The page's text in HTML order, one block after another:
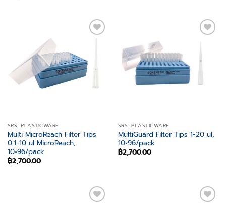
SRS. PLASTICWARE
Multi MicroReach Filter Tips
0.1-10 ul MicroReach,
10×96/pack
฿2,700.00
SRS. PLASTICWARE
MultiGuard Filter Tips 1-20 ul,
10×96/pack
฿2,700.00